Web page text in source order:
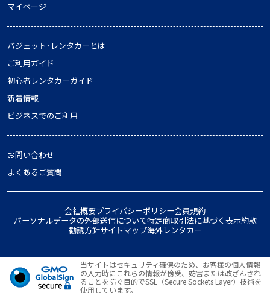
マイページ
バジェット･レンタカーとは
ご利用ガイド
初心者レンタカーガイド
新着情報
ビジネスでのご利用
お問い合わせ
よくあるご質問
会社概要プライバシーポリシー会員規約
パーソナルデータの外部送信について特定商取引法に基づく表示約款
勧誘方針サイトマップ海外レンタカー
当サイトはセキュリティ確保のため、お客様の個人情報
の入力時にこれらの情報が傍受、妨害または改ざんされ
ることを防ぐ目的でSSL（Secure Sockets Layer）技術を
使用しています。